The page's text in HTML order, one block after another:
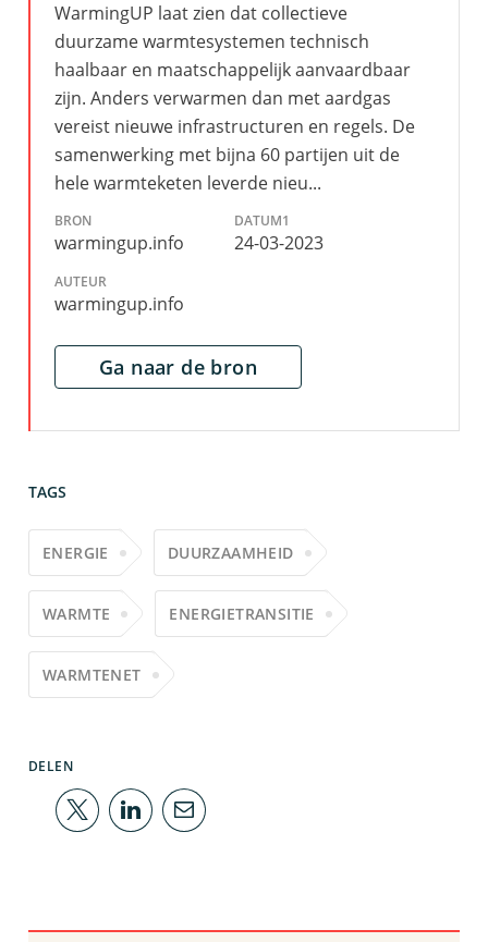
WarmingUP laat zien dat collectieve
duurzame warmtesystemen technisch
haalbaar en maatschappelijk aanvaardbaar
zijn. Anders verwarmen dan met aardgas
vereist nieuwe infrastructuren en regels. De
samenwerking met bijna 60 partijen uit de
hele warmteketen leverde nieu...
BRON
warmingup.info
DATUM1
24-03-2023
AUTEUR
warmingup.info
Ga naar de bron
TAGS
ENERGIE DUURZAAMHEID
WARMTE ENERGIETRANSITIE
WARMTENET
DELEN